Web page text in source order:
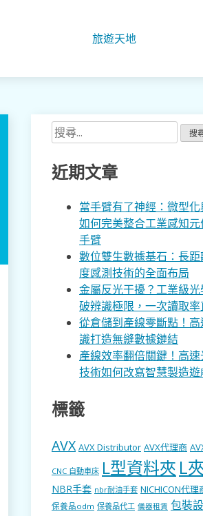
旅遊天地
搜
尋
關
鍵
近期文章
當手臂有了神經：微型
如何完美整合工業感知
手臂
數位雙生數據基石：長
度感測技術的全面布局
金屬反光干擾？工業級
破辨識極限，一次讀取
從倉儲到產線零斷點！
識打造無縫數據鏈結
產線效率翻倍關鍵！高
技術如何改寫智慧製造遊
標籤
AVX AVX Distributor AVX代理商
CNC 自動車床 L型資料夾 L
NBR手套 nbr耐油手套 NICHICON代理
保養品odm 保養品代工 儀器租賃 包裝